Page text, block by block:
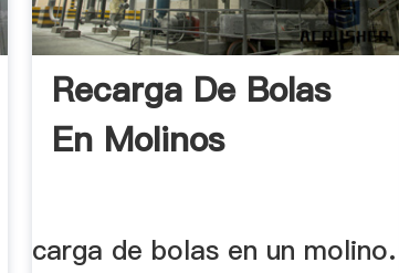
Recarga De Bolas
En Molinos
carga de bolas en un molino.